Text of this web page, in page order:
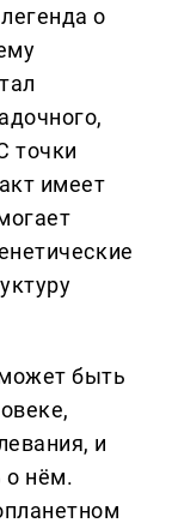
о
точки
имеет
быть
и
о нём.